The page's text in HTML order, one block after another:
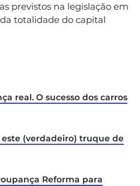
previstos na legislação em
totalidade do capital
real. O sucesso dos carros
(verdadeiro) truque de
Reforma para